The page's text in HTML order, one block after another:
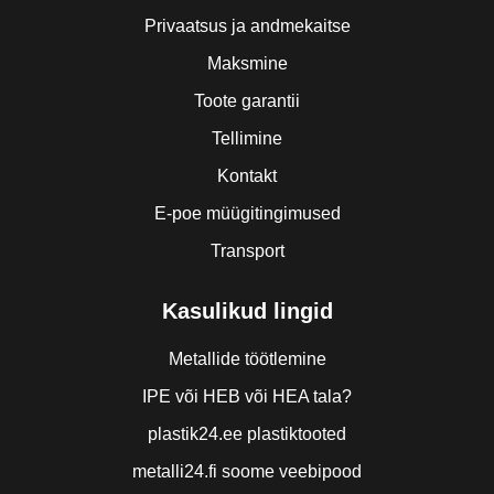
Privaatsus ja andmekaitse
Maksmine
Toote garantii
Tellimine
Kontakt
E-poe müügitingimused
Transport
Kasulikud lingid
Metallide töötlemine
IPE või HEB või HEA tala?
plastik24.ee plastiktooted
metalli24.fi soome veebipood